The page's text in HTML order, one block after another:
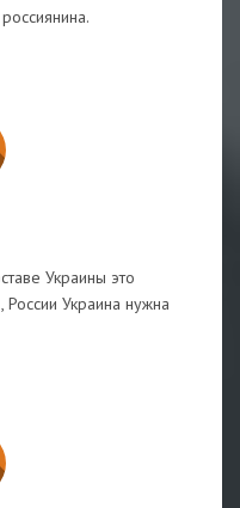
Украины это
Украина нужна